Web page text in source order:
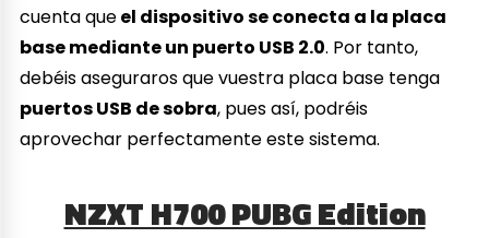
cuenta queel dispositivo se conecta a la placa
base mediante un puerto USB 2.0. Por tanto,
debéis aseguraros que vuestra placa base tenga
puertos USB de sobra, pues así, podréis
aprovechar perfectamente este sistema.
NZXT H700 PUBG Edition